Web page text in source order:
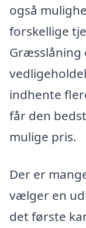
også
forskellige
Græsslåning
indhente
får den
mulige pris.
Der er
vælger en
det første